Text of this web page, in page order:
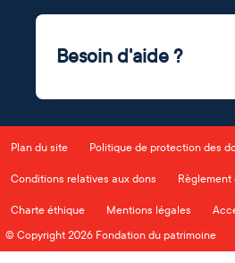
Besoin d'aide ?
Plan du site Politique de protection des
Conditions relatives aux dons Règlement
Charte éthique Mentions légales
© Copyright 2026 Fondation du patrimoine